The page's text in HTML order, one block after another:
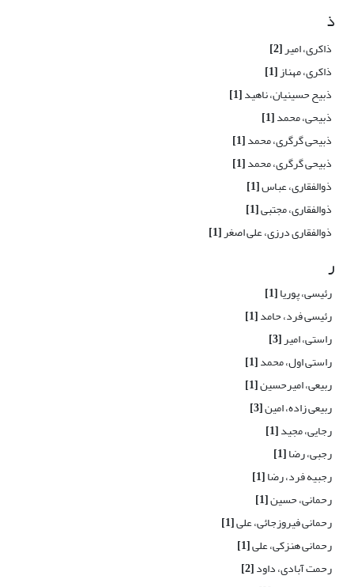
ذ
ذاکری، امیر[2]
ذاکری، مهناز[1]
ذبیح حسینیان، ناهید[1]
ذبیحی، محمد[1]
ذبیحی گرگری، محمد[1]
ذبیحی گرگری، محمد[1]
ذوالفقاری، عباس[1]
ذوالفقاری، مجتبی[1]
ذوالفقاری درزی، علی اصغر[1]
ر
رئیسی، پوریا[1]
رئیسی فرد، حامد[1]
راستی، امیر[3]
راستی اول، محمد[1]
ربیعی، امیرحسین[1]
ربیعی زاده، امین[3]
رجایی، مجید[1]
رجبی، رضا[1]
رجبیه فرد، رضا[1]
رحمانی، حسین[1]
رحمانی فیروزجائی، علی[1]
رحمانی هنزکی، علی[1]
رحمت آبادی، داود[2]